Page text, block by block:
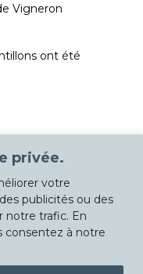
privée.
votre
publicités ou des
notre trafic. En
consentez à notre
Vigneron
ont été